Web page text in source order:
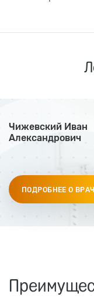
Чижевский Иван
Александрович
ПОДРОБНЕЕ О